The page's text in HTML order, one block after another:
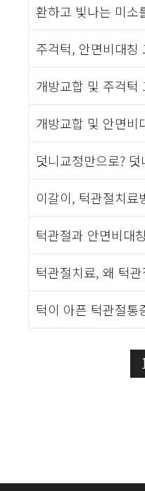
환하고 빛나는 미
주걱턱, 안면비대
개방교합 및 주걱
개방교합 및 안면
덧니교정만으로?
이갈이, 턱관절치료
턱관절과 안면비대
턱관절치료, 왜 턱
턱이 아픈 턱관절통